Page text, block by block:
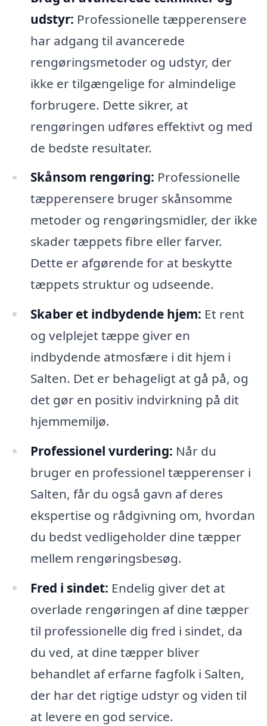
udstyr: Professionelle tæpperensere
har adgang til avancerede
rengøringsmetoder og udstyr, der
ikke er tilgængelige for almindelige
forbrugere. Dette sikrer, at
rengøringen udføres effektivt og med
de bedste resultater.
Skånsom rengøring: Professionelle
tæpperensere bruger skånsomme
metoder og rengøringsmidler, der ikke
skader tæppets fibre eller farver.
Dette er afgørende for at beskytte
tæppets struktur og udseende.
Skaber et indbydende hjem: Et rent
og velplejet tæppe giver en
indbydende atmosfære i dit hjem i
Salten. Det er behageligt at gå på, og
det gør en positiv indvirkning på dit
hjemmemiljø.
Professionel vurdering: Når du
bruger en professionel tæpperenser i
Salten, får du også gavn af deres
ekspertise og rådgivning om, hvordan
du bedst vedligeholder dine tæpper
mellem rengøringsbesøg.
Fred i sindet: Endelig giver det at
overlade rengøringen af dine tæpper
til professionelle dig fred i sindet, da
du ved, at dine tæpper bliver
behandlet af erfarne fagfolk i Salten,
der har det rigtige udstyr og viden til
at levere en god service.